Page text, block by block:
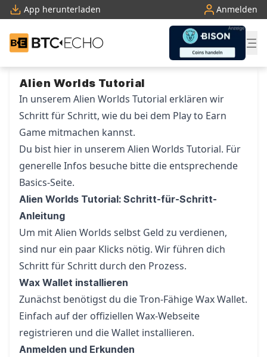
App herunterladen Anmelden
BTC-ECHO
Zum Inhalt springen
Alien Worlds Tutorial
In unserem Alien Worlds Tutorial erklären wir
Schritt für Schritt, wie du bei dem Play to Earn
Game mitmachen kannst.
Du bist hier in unserem Alien Worlds Tutorial. Für
generelle Infos besuche bitte die entsprechende
Basics-Seite.
Alien Worlds Tutorial: Schritt-für-Schritt-
Anleitung
Um mit Alien Worlds selbst Geld zu verdienen,
sind nur ein paar Klicks nötig. Wir führen dich
Schritt für Schritt durch den Prozess.
Wax Wallet installieren
Zunächst benötigst du die Tron-Fähige Wax Wallet.
Einfach auf der offiziellen Wax-Webseite
registrieren und die Wallet installieren.
Anmelden und Erkunden